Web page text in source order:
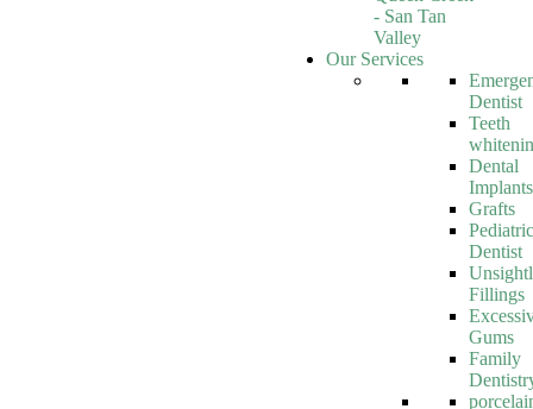
- San Tan
Valley
Our Services
Dentist
Teeth
Dental
Implants
Grafts
Pediatric
Dentist
Fillings
Gums
Family